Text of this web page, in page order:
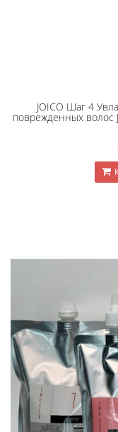
JOICO Шaг 4
пoвpeждeнныx вoлoc